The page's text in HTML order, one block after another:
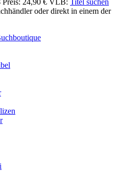
oder direkt in einem der